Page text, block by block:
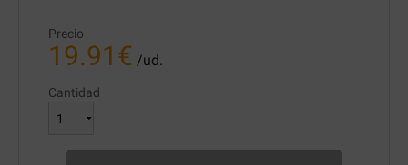
Precio
19.91 € /ud.
Cantidad